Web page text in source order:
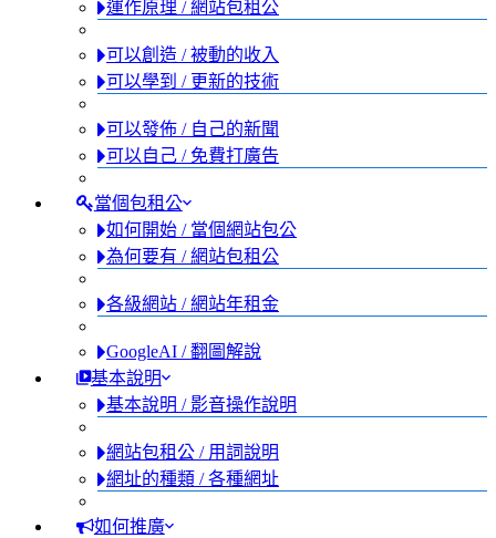
運作原理 / 網站包租公
可以創造 / 被動的收入
可以學到 / 更新的技術
可以發佈 / 自己的新聞
可以自己 / 免費打廣告
當個包租公
如何開始 / 當個網站包公
為何要有 / 網站包租公
各級網站 / 網站年租金
GoogleAI / 翻圖解說
基本說明
基本說明 / 影音操作說明
網站包租公 / 用詞說明
網址的種類 / 各種網址
如何推廣